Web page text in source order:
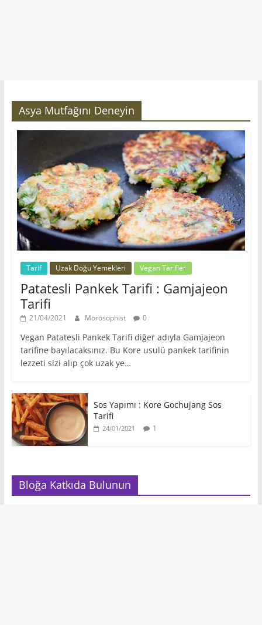
Asya Mutfağını Deneyin
Tarif Uzak Doğu Yemekleri Vegan Tarifler
Patatesli Pankek Tarifi : Gamjajeon
Tarifi
21/04/2021 Morosophist 0
Vegan Patatesli Pankek Tarifi diğer adıyla Gamjajeon
tarifine bayılacaksınız. Bu Kore usulü pankek tarifinin
lezzeti sizi alıp çok uzak ye…
Sos Yapımı : Kore Gochujang Sos
Tarifi
24/01/2021 1
Bloğa Katkıda Bulunun